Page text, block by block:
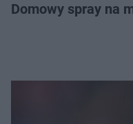
Domowy spray na